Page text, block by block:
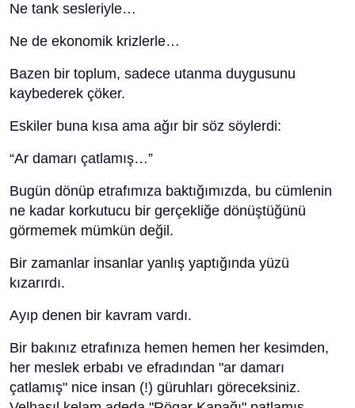
Ne tank sesleriyle…
Ne de ekonomik krizlerle…
Bazen bir toplum, sadece utanma duygusunu
kaybederek çöker.
Eskiler buna kısa ama ağır bir söz söylerdi:
“Ar damarı çatlamış…”
Bugün dönüp etrafımıza baktığımızda, bu cümlenin
ne kadar korkutucu bir gerçekliğe dönüştüğünü
görmemek mümkün değil.
Bir zamanlar insanlar yanlış yaptığında yüzü
kızarırdı.
Ayıp denen bir kavram vardı.
Bir bakınız etrafınıza hemen hemen her kesimden,
her meslek erbabı ve efradından "ar damarı
çatlamış" nice insan (!) güruhları göreceksiniz.